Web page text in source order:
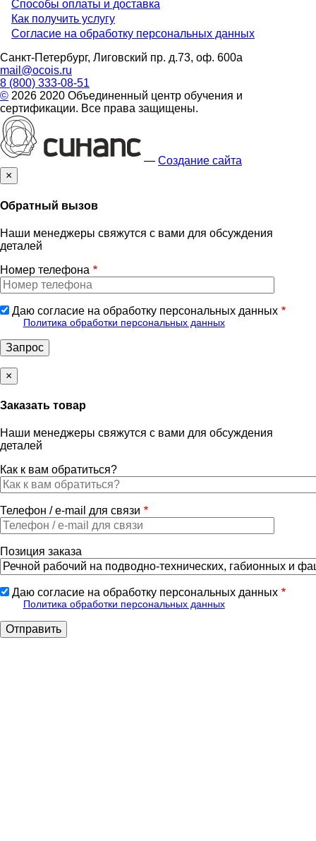
Menu
footer
Способы оплаты и доставка
Как получить услугу
Согласие на обработку персональных данных
Санкт-Петербург, Лиговский пр. д.73, оф. 600а
mail@ocois.ru
8 (800) 333-08-51
© 2026 2020 Объединенный центр обучения и
сертификации. Все права защищены.
— Создание сайта
×
Обратный вызов
Наши менеджеры свяжутся с вами для обсуждения
деталей
Номер телефона
Даю согласие на обработку персональных данных
Политика обработки персональных данных
×
Заказать товар
Наши менеджеры свяжутся с вами для обсуждения
деталей
Как к вам обратиться?
Телефон / e-mail для связи
Позиция заказа
Даю согласие на обработку персональных данных
Политика обработки персональных данных